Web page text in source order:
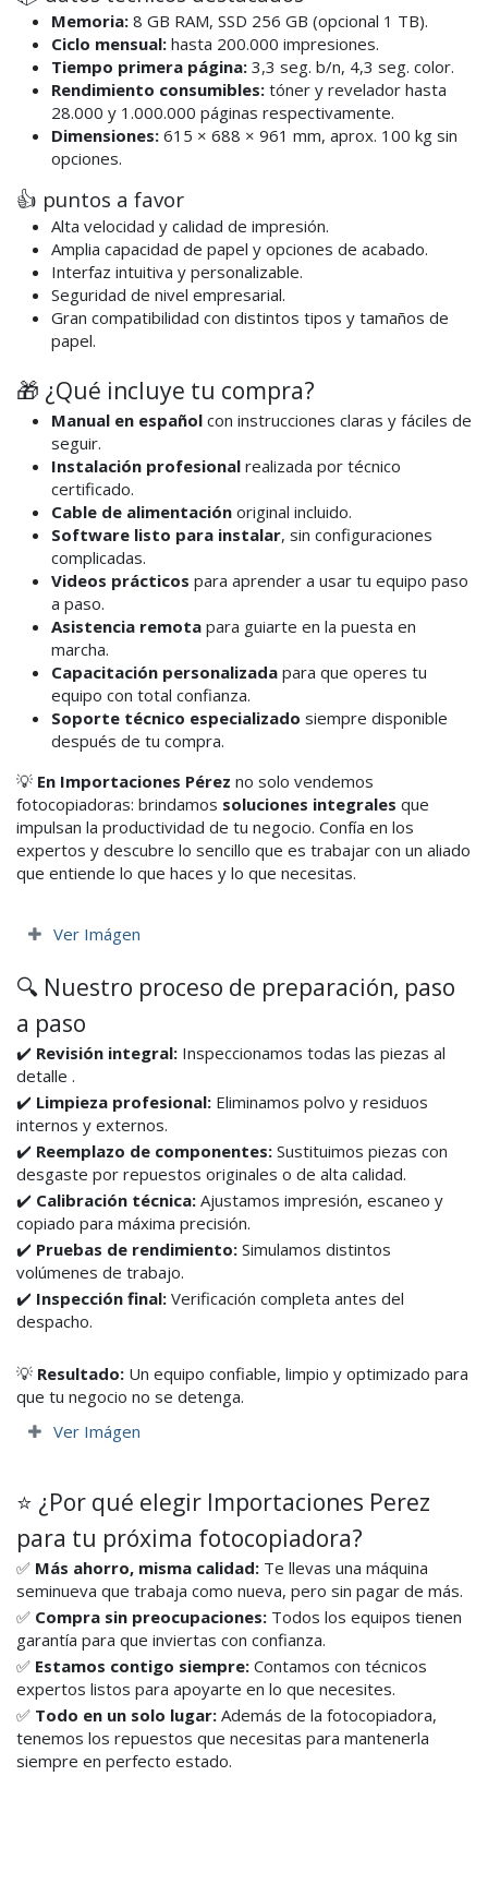
Memoria: 8 GB RAM, SSD 256 GB (opcional 1 TB).
Ciclo mensual: hasta 200.000 impresiones.
Tiempo primera página: 3,3 seg. b/n, 4,3 seg. color.
Rendimiento consumibles: tóner y revelador hasta
28.000 y 1.000.000 páginas respectivamente.
Dimensiones: 615 × 688 × 961 mm, aprox. 100 kg sin
opciones.
👍 puntos a favor
Alta velocidad y calidad de impresión.
Amplia capacidad de papel y opciones de acabado.
Interfaz intuitiva y personalizable.
Seguridad de nivel empresarial.
Gran compatibilidad con distintos tipos y tamaños de
papel.
🎁 ¿Qué incluye tu compra?
Manual en español con instrucciones claras y fáciles de
seguir.
Instalación profesional realizada por técnico
certificado.
Cable de alimentación original incluido.
Software listo para instalar, sin configuraciones
complicadas.
Videos prácticos para aprender a usar tu equipo paso
a paso.
Asistencia remota para guiarte en la puesta en
marcha.
Capacitación personalizada para que operes tu
equipo con total confianza.
Soporte técnico especializado siempre disponible
después de tu compra.
💡 En Importaciones Pérez no solo vendemos
fotocopiadoras: brindamos soluciones integrales que
impulsan la productividad de tu negocio. Confía en los
expertos y descubre lo sencillo que es trabajar con un aliado
que entiende lo que haces y lo que necesitas.
Ver Imágen
🔍 Nuestro proceso de preparación, paso
a paso
✔️ Revisión integral: Inspeccionamos todas las piezas al
detalle .
✔️ Limpieza profesional: Eliminamos polvo y residuos
internos y externos.
✔️ Reemplazo de componentes: Sustituimos piezas con
desgaste por repuestos originales o de alta calidad.
✔️ Calibración técnica: Ajustamos impresión, escaneo y
copiado para máxima precisión.
✔️ Pruebas de rendimiento: Simulamos distintos
volúmenes de trabajo.
✔️ Inspección final: Verificación completa antes del
despacho.
💡 Resultado: Un equipo confiable, limpio y optimizado para
que tu negocio no se detenga.
Ver Imágen
⭐ ¿Por qué elegir Importaciones Perez
para tu próxima fotocopiadora?
✅ Más ahorro, misma calidad: Te llevas una máquina
seminueva que trabaja como nueva, pero sin pagar de más.
✅ Compra sin preocupaciones: Todos los equipos tienen
garantía para que inviertas con confianza.
✅ Estamos contigo siempre: Contamos con técnicos
expertos listos para apoyarte en lo que necesites.
✅ Todo en un solo lugar: Además de la fotocopiadora,
tenemos los repuestos que necesitas para mantenerla
siempre en perfecto estado.